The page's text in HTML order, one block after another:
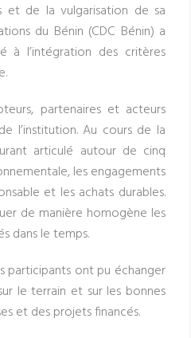
et de la vulgarisation de sa
du Bénin (CDC Bénin) a
à l’intégration des critères
partenaires et acteurs
l’institution. Au cours de la
articulé autour de cinq
les engagements
et les achats durables.
de manière homogène les
dans le temps.
participants ont pu échanger
le terrain et sur les bonnes
et des projets financés.